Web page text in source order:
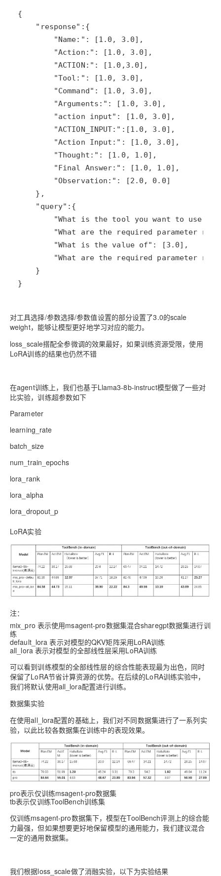
}
对工具选择/参数选择/参数值设置的部分设置了3.0的scale
weight，能够让模型更好地学习对应的能力。
loss_scale搭配全参微调的效果最好，如果训练资源受限，使用
LoRA训练的结果也仍然不错
在agent训练上，我们也基于Llama3-8b-instruct模型做了一些对
比实验，训练超参数如下
Parameter
learning_rate
batch_size
num_train_epochs
lora_rank
lora_alpha
lora_dropout_p
LoRA实验
注：
mix_pro 表示使用msagent-pro数据集混合sharegpt数据集进行训
练
default_lora 表示对模型的QKV矩阵采用LoRA训练
all_lora 表示对模型的全部线性层采用LoRA训练
可以看到训练模型的全部线性层的综合性能表现最为出色，同时
保留了LoRA节省计算资源的优势。在后续的LoRA训练实验中，
我们将默认使用all_lora配置进行训练。
数据集实验
在使用all_lora配置的基础上，我们对不同数据集进行了一系列实
验，以此比较各数据集在训练中的表现效果。
pro表示仅训练msagent-pro数据集
tb表示仅训练ToolBench训练集
仅训练msagent-pro数据集下，模型在ToolBench评测上的综合能
力最强，但如果想要更好地保留模型的通用能力，我们建议混合
一定的通用数据集。
我们根据loss_scale做了消融实验，以下为实验结果